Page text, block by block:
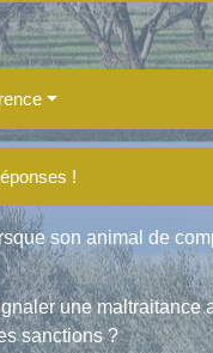
!
son animal de
une maltraitance
sanctions ?